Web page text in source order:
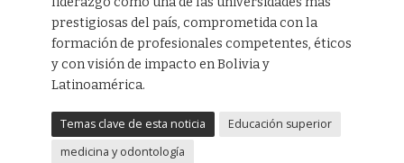
prestigiosas del país, comprometida con la
formación de profesionales competentes, éticos
y con visión de impacto en Bolivia y
Latinoamérica.
Temas clave de esta noticia
Educación superior
medicina y odontología